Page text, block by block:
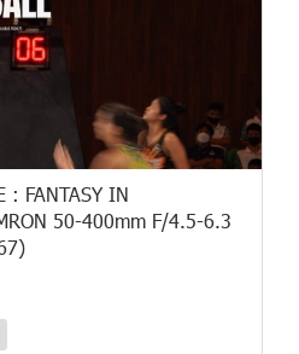
: FANTASY IN
50-400mm F/4.5-6.3